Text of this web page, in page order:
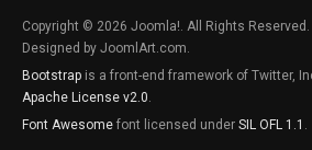
Copyright © 2026 Joomla!. All Rights Reserved.
Designed by JoomlArt.com.
Bootstrap is a front-end framework of Twitter,
Apache License v2.0
Font Awesome font licensed under SIL OFL 1.1